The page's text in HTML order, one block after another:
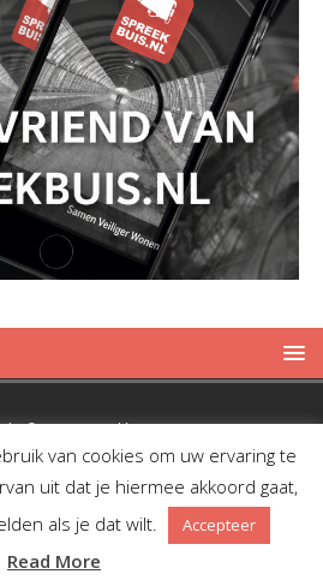
© 2019 Spreekbuis
van cookies om uw ervaring te
uit dat je hiermee akkoord gaat,
als je dat wilt.
Accepteer
Read More